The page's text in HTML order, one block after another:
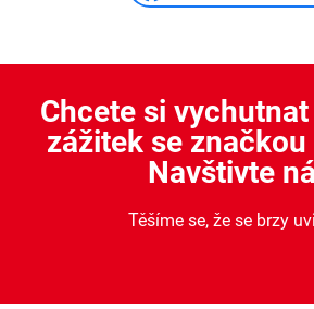
Chcete si
zážitek se
Navštivte
Těšíme se, že se brzy